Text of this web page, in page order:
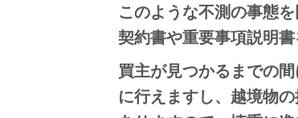
このような不測の事態
契約書や重要事項説明
買主が見つかるまでの
に行えますし、越境物